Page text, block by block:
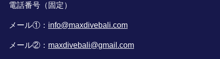
電話番号（固定）
メール①： info@maxdivebali.com
メール②： maxdivebali@gmail.com